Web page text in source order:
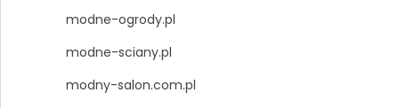
modne-ogrody.pl
modne-sciany.pl
modny-salon.com.pl